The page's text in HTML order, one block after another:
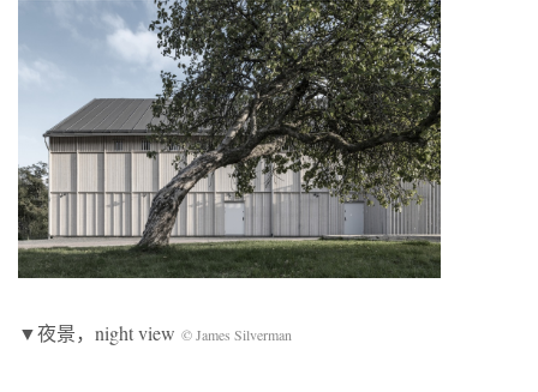
▼夜景，night view © James Silverman